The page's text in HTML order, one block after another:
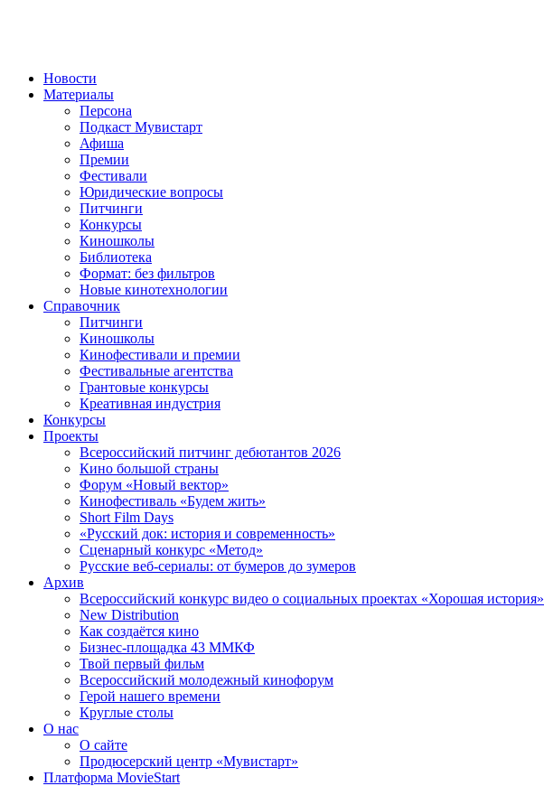
Новости
Материалы
Персона
Подкаст Мувистарт
Афиша
Премии
Фестивали
Юридические вопросы
Питчинги
Конкурсы
Киношколы
Библиотека
Формат: без фильтров
Новые кинотехнологии
Справочник
Питчинги
Киношколы
Кинофестивали и премии
Фестивальные агентства
Грантовые конкурсы
Креативная индустрия
Конкурсы
Проекты
Всероссийский питчинг дебютантов 2026
Кино большой страны
Форум «Новый вектор»
Кинофестиваль «Будем жить»
Short Film Days
«Русский док: история и современность»
Сценарный конкурс «Метод»
Русские веб-сериалы: от бумеров до зумеров
Архив
Всероссийский конкурс видео о социальных проектах «Хорошая история»
New Distribution
Как создаётся кино
Бизнес-площадка 43 ММКФ
Твой первый фильм
Всероссийский молодежный кинофорум
Герой нашего времени
Круглые столы
О нас
О сайте
Продюсерский центр «Мувистарт»
Платформа MovieStart